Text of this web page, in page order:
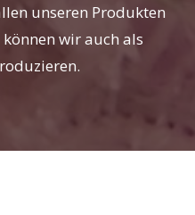
unseren Produkten
wir auch als